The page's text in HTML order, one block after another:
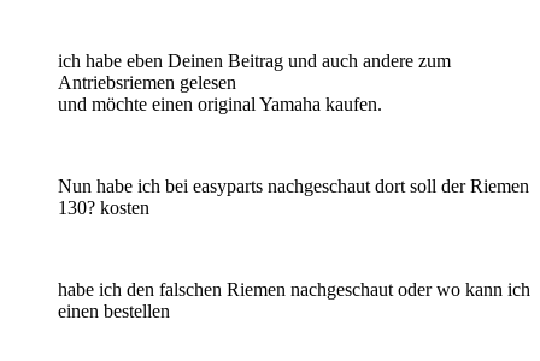
ich habe eben Deinen Beitrag und auch andere zum
Antriebsriemen gelesen
und möchte einen original Yamaha kaufen.
Nun habe ich bei easyparts nachgeschaut dort soll der Riemen
130? kosten
habe ich den falschen Riemen nachgeschaut oder wo kann ich
einen bestellen